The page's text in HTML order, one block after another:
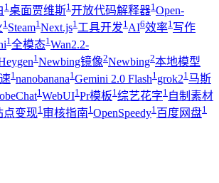
1 桌面贾维斯1 开放代码解释器1 Open-
1 Steam1 Next.js1 工具开发1 AI6效率1 写作
1 全模态1 Wan2.2-
1 Newbing镜像2Newbing2本地模型
1 nanobanana1 Gemini 2.0 Flash1 grok21 马斯
1 WebUI1 Pr模板1 综艺花字1 自制素材
点变现1 审核指南1 OpenSpeedy1 百度网盘1